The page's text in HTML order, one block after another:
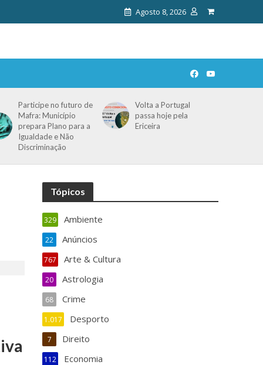
Agosto 8, 2026
Participe no futuro de
Mafra: Município
prepara Plano para a
Igualdade e Não
Discriminação
Volta a Portugal
passa hoje pela
Ericeira
Tópicos
Ambiente
329
Anúncios
22
Arte & Cultura
767
Astrologia
20
Crime
68
Desporto
1.017
Direito
7
Economia
112